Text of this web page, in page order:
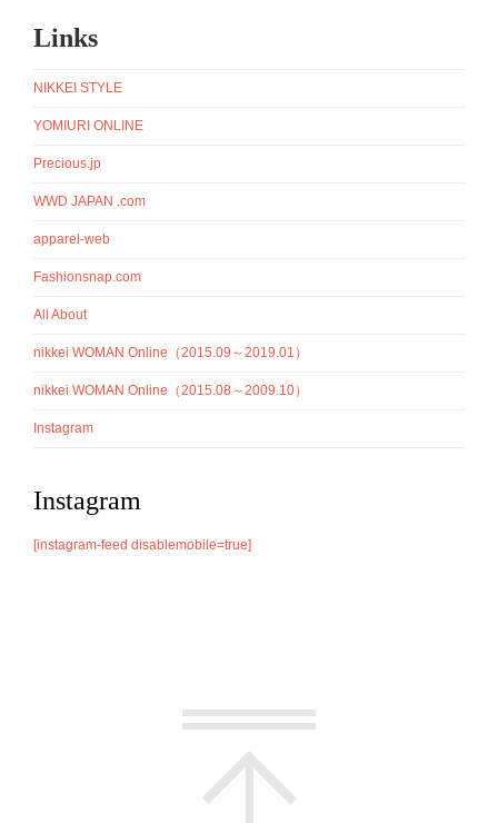
Links
NIKKEI STYLE
YOMIURI ONLINE
Precious.jp
WWD JAPAN .com
apparel-web
Fashionsnap.com
All About
nikkei WOMAN Online（2015.09～2019.01）
nikkei WOMAN Online（2015.08～2009.10）
Instagram
Instagram
[instagram-feed disablemobile=true]